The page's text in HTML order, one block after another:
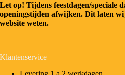
Let op! Tijdens feestdagen/speciale
openingstijden afwijken. Dit laten
website weten.
Klantenservice